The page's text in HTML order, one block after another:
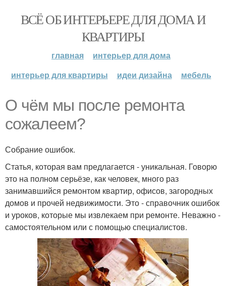
ВСЁ ОБ ИНТЕРЬЕРЕ ДЛЯ ДОМА И
КВАРТИРЫ
главная
интерьер для дома
интерьер для квартиры
идеи дизайна мебель
О чём мы после ремонта
сожалеем?
Собрание ошибок.
Статья, которая вам предлагается - уникальная. Говорю
это на полном серьёзе, как человек, много раз
занимавшийся ремонтом квартир, офисов, загородных
домов и прочей недвижимости. Это - справочник ошибок
и уроков, которые мы извлекаем при ремонте. Неважно -
самостоятельном или с помощью специалистов.